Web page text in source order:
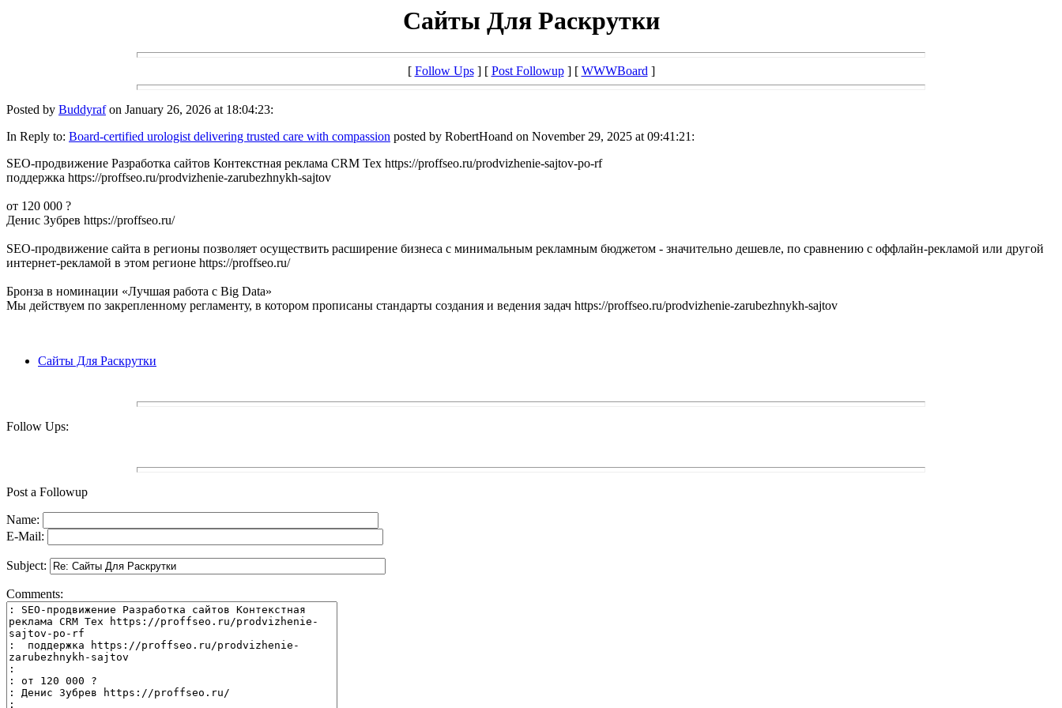
Сайты Для Раскрутки
[ Follow Ups] [ Post Followup] [ WWWBoard]
Posted by Buddyrafon January 26, 2026 at 18:04:23:
In Reply to: Board-certified urologist delivering trusted care with compassion posted by RobertHoand on November 29, 2025 at 09:41:21:
SEO-продвижение Разработка сайтов Контекстная реклама CRM Тех https://proffseo.ru/prodvizhenie-sajtov-po-rf
поддержка https://proffseo.ru/prodvizhenie-zarubezhnykh-sajtov
от 120 000 ?
Денис Зубрев https://proffseo.ru/
SEO-продвижение сайта в регионы позволяет осуществить расширение бизнеса с минимальным рекламным бюджетом - значительно дешевле, по сравнению с оффлайн-рекламой или другой
интернет-рекламой в этом регионе https://proffseo.ru/
Бронза в номинации «Лучшая работа с Big Data»
Мы действуем по закрепленному регламенту, в котором прописаны стандарты создания и ведения задач https://proffseo.ru/prodvizhenie-zarubezhnykh-sajtov
Сайты Для Раскрутки
Follow Ups:
Post a Followup
Name:
E-Mail:
Subject:
Comments: